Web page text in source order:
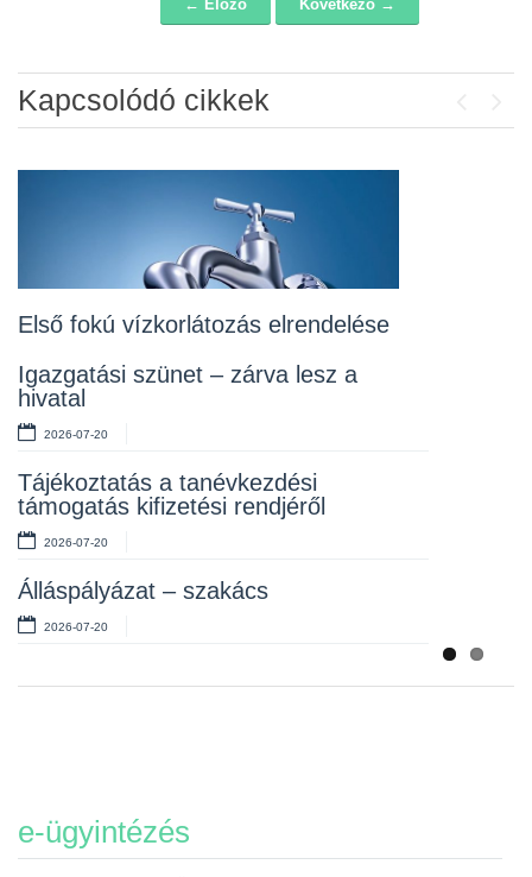
← Előző Következő →
Kapcsolódó cikkek
Első fokú vízkorlátozás elrendelése
Igazgatási szünet – zárva lesz a
hivatal
2026-07-20
Tájékoztatás a tanévkezdési
támogatás kifizetési rendjéről
2026-07-20
Álláspályázat – szakács
2026-07-20
Álláspályázat – konyhai kisegítő
Lakossági fórum az Erzsébet téri
2026-07-10
Rendelet kihirdetése
2026-07-10
Álláspályázat – takarító
2026-07-06
e-ügyintézés